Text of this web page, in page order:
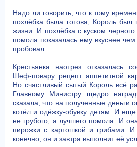
Надо ли говорить, что к тому
похлёбка была готова, Король был
жизни. И похлёбка с куском
помола показалась ему вкуснее чем
пробовал.
Крестьянка наотрез отказалась
Шеф-повару рецепт аппетитной
Но счастливый сытый Король всё
Главному Министру щедро
сказала, что на полученные деньги
котёл и одёжку-обувку детям. И
не грубого, а лучшего помола. И
пирожки с картошкой и грибами. И
конечно, он и завтра выполнит её